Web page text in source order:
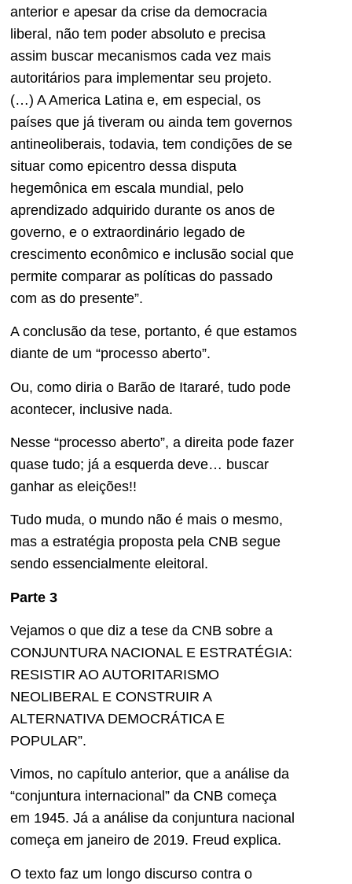
anterior e apesar da crise da democracia
liberal, não tem poder absoluto e precisa
assim buscar mecanismos cada vez mais
autoritários para implementar seu projeto.
(…) A America Latina e, em especial, os
países que já tiveram ou ainda tem governos
antineoliberais, todavia, tem condições de se
situar como epicentro dessa disputa
hegemônica em escala mundial, pelo
aprendizado adquirido durante os anos de
governo, e o extraordinário legado de
crescimento econômico e inclusão social que
permite comparar as políticas do passado
com as do presente”.
A conclusão da tese, portanto, é que estamos
diante de um “processo aberto”.
Ou, como diria o Barão de Itararé, tudo pode
acontecer, inclusive nada.
Nesse “processo aberto”, a direita pode fazer
quase tudo; já a esquerda deve… buscar
ganhar as eleições!!
Tudo muda, o mundo não é mais o mesmo,
mas a estratégia proposta pela CNB segue
sendo essencialmente eleitoral.
Parte 3
Vejamos o que diz a tese da CNB sobre a
CONJUNTURA NACIONAL E ESTRATÉGIA:
RESISTIR AO AUTORITARISMO
NEOLIBERAL E CONSTRUIR A
ALTERNATIVA DEMOCRÁTICA E
POPULAR”.
Vimos, no capítulo anterior, que a análise da
“conjuntura internacional” da CNB começa
em 1945. Já a análise da conjuntura nacional
começa em janeiro de 2019. Freud explica.
O texto faz um longo discurso contra o